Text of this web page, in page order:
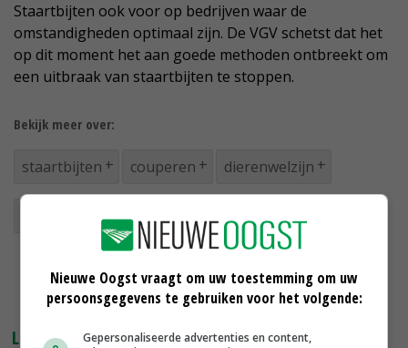
Staartbijten ook voor op bedrijven waar de
omstandigheden optimaal zijn. De VGV schetst dat het
op dit moment het aan goede methoden ontbreekt om
een uitbraak van staartbijten te stoppen.
Bekijk meer over:
staartbijten couperen dierenwelzijn
dierenartsenorganisatie KNMvD
LEES OOK
Nieuwe Oogst vraagt om uw toestemming om uw
persoonsgegevens te gebruiken voor het volgende:
Gepersonaliseerde advertenties en content,